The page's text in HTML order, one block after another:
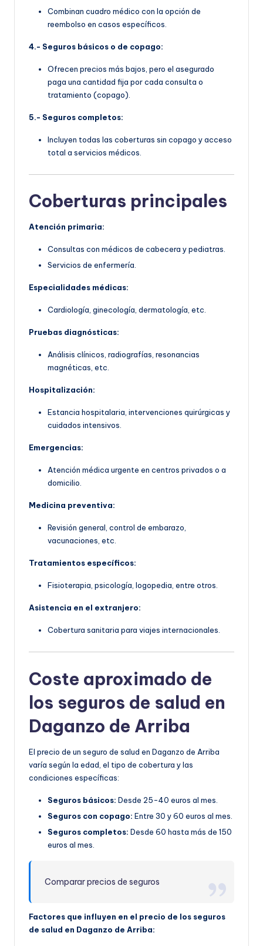
Combinan cuadro médico con la opción de
reembolso en casos específicos.
4.- Seguros básicos o de copago:
Ofrecen precios más bajos, pero el asegurado
paga una cantidad fija por cada consulta o
tratamiento (copago).
5.- Seguros completos:
Incluyen todas las coberturas sin copago y acceso
total a servicios médicos.
Coberturas principales
Atención primaria:
Consultas con médicos de cabecera y pediatras.
Servicios de enfermería.
Especialidades médicas:
Cardiología, ginecología, dermatología, etc.
Pruebas diagnósticas:
Análisis clínicos, radiografías, resonancias
magnéticas, etc.
Hospitalización:
Estancia hospitalaria, intervenciones quirúrgicas y
cuidados intensivos.
Emergencias:
Atención médica urgente en centros privados o a
domicilio.
Medicina preventiva:
Revisión general, control de embarazo,
vacunaciones, etc.
Tratamientos específicos:
Fisioterapia, psicología, logopedia, entre otros.
Asistencia en el extranjero:
Cobertura sanitaria para viajes internacionales.
Coste aproximado de
los seguros de salud en
Daganzo de Arriba
El precio de un seguro de salud en Daganzo de Arriba
varía según la edad, el tipo de cobertura y las
condiciones específicas:
Seguros básicos: Desde 25-40 euros al mes.
Seguros con copago: Entre 30 y 60 euros al mes.
Seguros completos: Desde 60 hasta más de 150
euros al mes.
Comparar precios de seguros
Factores que influyen en el precio de los seguros
de salud en Daganzo de Arriba: